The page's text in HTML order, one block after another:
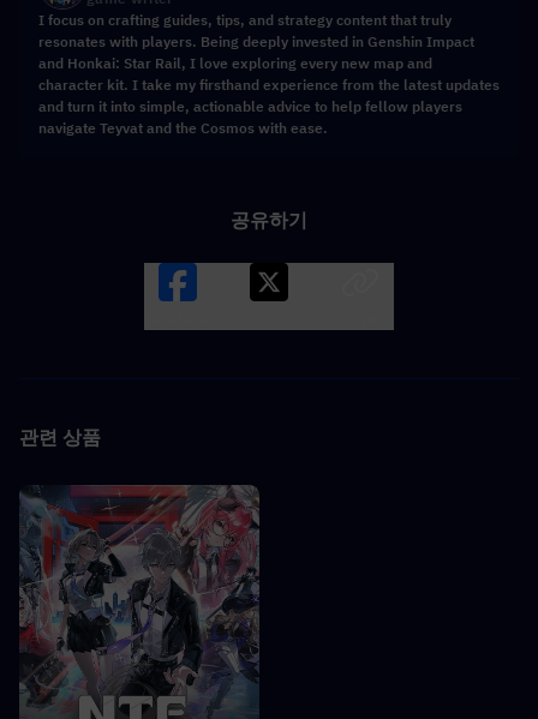
I focus on crafting guides, tips, and strategy content that truly
resonates with players. Being deeply invested in Genshin Impact
and Honkai: Star Rail, I love exploring every new map and
character kit. I take my firsthand experience from the latest updates
and turn it into simple, actionable advice to help fellow players
navigate Teyvat and the Cosmos with ease.
공유하기
관련 상품